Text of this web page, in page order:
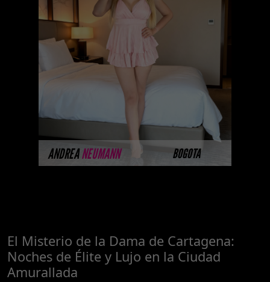
ANDREANEUMANN BOGOTA
...Platinum Esta modelo
pertenece a nuestro Catálogo
Privado Platinum. Selección
privada de modelos con un nivel
de belleza y perf ...
MÁS INFORMACIÓN
El Misterio de la Dama de Cartagena:
Noches de Élite y Lujo en la Ciudad
Amurallada